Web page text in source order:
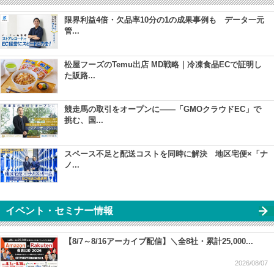
限界利益4倍・欠品率10分の1の成果事例も データ一元
管...
松屋フーズのTemu出店 MD戦略｜冷凍食品ECで証明し
た販路...
競走馬の取引をオープンに――「GMOクラウドEC」で
挑む、国...
スペース不足と配送コストを同時に解決 地区宅便×「ナ
ノ...
イベント・セミナー情報
【8/7～8/16アーカイブ配信】＼全8社・累計25,000...
2026/08/07